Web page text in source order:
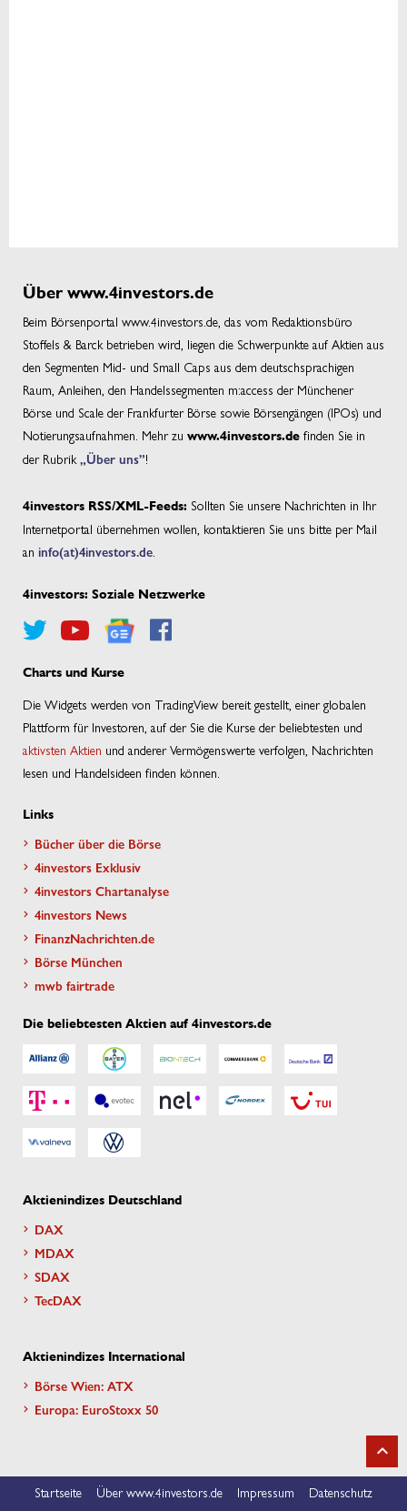
Über www.4investors.de
Beim Börsenportal www.4investors.de, das vom Redaktionsbüro
Stoffels & Barck betrieben wird, liegen die Schwerpunkte auf Aktien aus
den Segmenten Mid- und Small Caps aus dem deutschsprachigen
Raum, Anleihen, den Handelssegmenten m:access der Münchener
Börse und Scale der Frankfurter Börse sowie Börsengängen (IPOs) und
Notierungsaufnahmen. Mehr zu www.4investors.de finden Sie in
der Rubrik„Über uns”!
4investors RSS/XML-Feeds: Sollten Sie unsere Nachrichten in Ihr
Internetportal übernehmen wollen, kontaktieren Sie uns bitte per Mail
an info(at)4investors.de.
4investors: Soziale Netzwerke
Charts und Kurse
Die Widgets werden von TradingView bereit gestellt, einer globalen
Plattform für Investoren, auf der Sie die Kurse der beliebtesten und
aktivsten Aktien und anderer Vermögenswerte verfolgen, Nachrichten
lesen und Handelsideen finden können.
Links
Bücher über die Börse
4investors Exklusiv
4investors Chartanalyse
4investors News
FinanzNachrichten.de
Börse München
mwb fairtrade
Die beliebtesten Aktien auf 4investors.de
Aktienindizes Deutschland
DAX
MDAX
SDAX
TecDAX
Aktienindizes International
Börse Wien: ATX
Europa: EuroStoxx 50
Startseite Über www.4investors.de Impressum Datenschutz